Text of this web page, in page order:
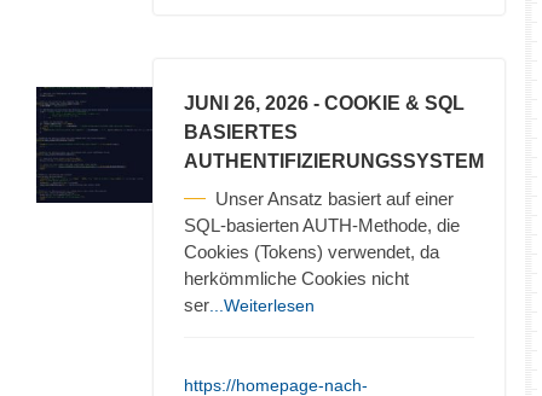
JUNI 26, 2026 - COOKIE & SQL
BASIERTES
AUTHENTIFIZIERUNGSSYSTEM
Unser Ansatz basiert auf einer
SQL-basierten AUTH-Methode, die
Cookies (Tokens) verwendet, da
herkömmliche Cookies nicht
ser ...Weiterlesen
https://homepage-nach-